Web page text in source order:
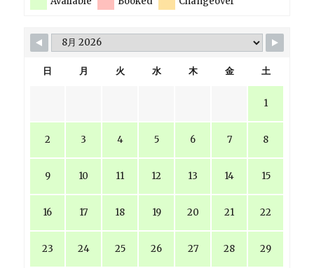
日 月 火 水 木 金 土
1
2 3 4 5 6 7 8
9 10 11 12 13 14 15
16 17 18 19 20 21 22
23 24 25 26 27 28 29